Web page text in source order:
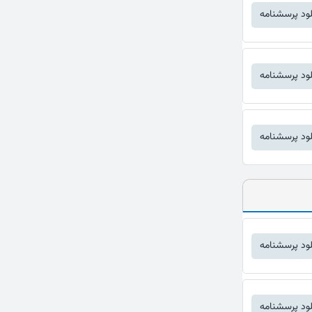
پرسشنامه
پرسشنامه
پرسشنامه
پرسشنامه
پرسشنامه